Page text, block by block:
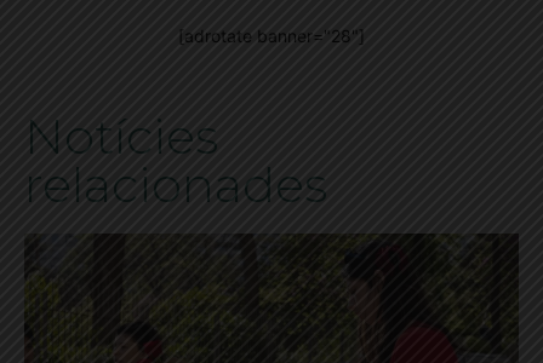
[adrotate banner="28"]
Notícies
relacionades